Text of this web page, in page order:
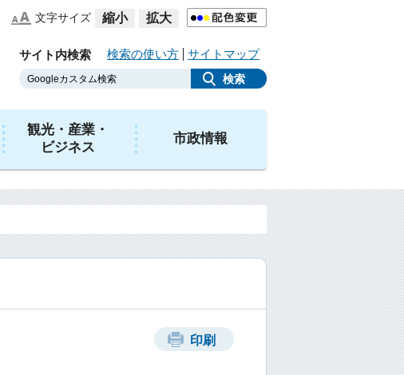
文字サイズ 縮小 拡大
サイト内検索 検索の使い方 サイトマップ
観光・産業・
ビジネス
市政情報
印刷